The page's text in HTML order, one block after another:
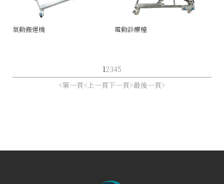
氣動搬運機 電動診療檯
第一頁 上一頁
12345
下一頁 最後一頁